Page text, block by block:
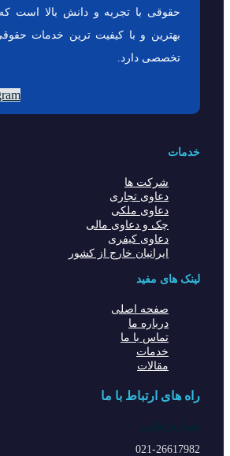
حقوقی با تجربه و دانش بالا است
بهترین و با کیفیت ترین خدمات
تخصصی دارد.
خدمات
شرکت ها
دعاوی تجاری
دعاوی ملکی
چک و دعاوی مالی
دعاوی کیفری
ایرانیان خارج از کشور
لینک های مفید
صفحه اصلی
درباره ما
تماس با ما
خدمات
مقالات
راه های ارتباط با ما
021-26617982